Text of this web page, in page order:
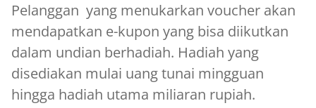
Pelanggan yang menukarkan voucher akan
mendapatkan e-kupon yang bisa diikutkan
dalam undian berhadiah. Hadiah yang
disediakan mulai uang tunai mingguan
hingga hadiah utama miliaran rupiah.